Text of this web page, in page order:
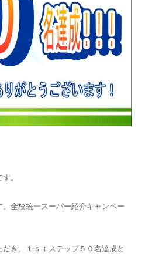
。
全校統一スーパー紹介キャンペー
き、１ｓｔステップ５０名達成と